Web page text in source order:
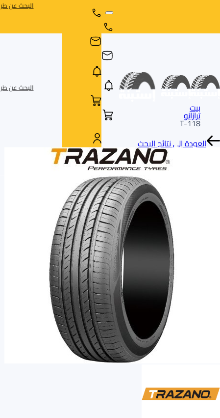
البحث عن
البحث عن
AR
بيت
ترازانو
T-118
العودة إلى نتائج البحث